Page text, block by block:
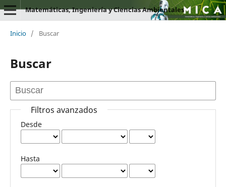
Matemáticas, Ingeniería y Ciencias Ambientales
Inicio / Buscar
Buscar
Filtros avanzados
Desde
Hasta